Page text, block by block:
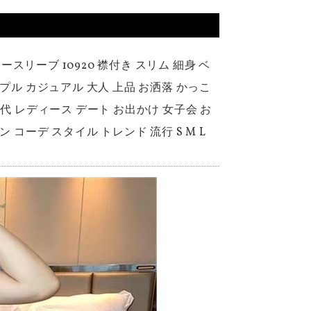
スリーブ 10920 襟付き スリム 細身 ベ
ル カジュアル 大人 上品 お洒落 かっこ
レディース デート お出かけ 女子会 お
コーデ スタイル トレンド 流行 S M L